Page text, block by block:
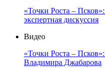
«Точки Роста –
экспертная дискуссия
Видео
«Точки Роста –
Владимира Джабарова